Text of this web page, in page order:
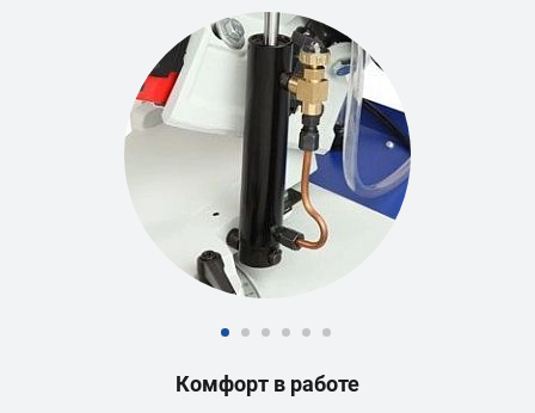
Комфорт в работе